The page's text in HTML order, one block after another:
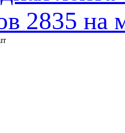
2835 на